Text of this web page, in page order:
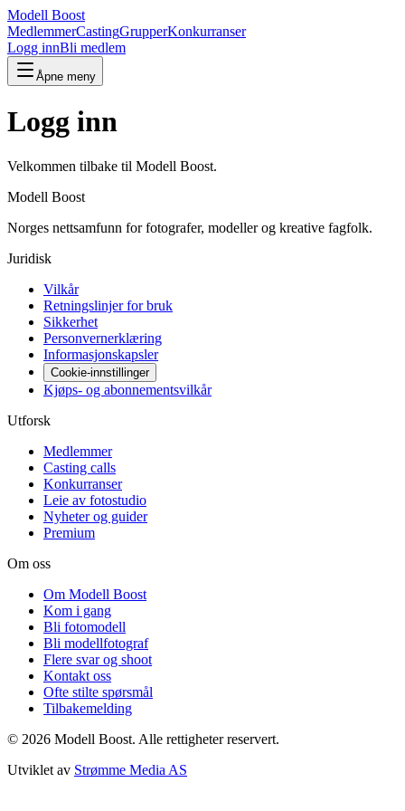
Modell Boost
MedlemmerCastingGrupperKonkurranser
Logg innBli medlem
Åpne meny
Logg inn
Velkommen tilbake til Modell Boost.
Modell Boost
Norges nettsamfunn for fotografer, modeller og kreative fagfolk.
Juridisk
Vilkår
Retningslinjer for bruk
Sikkerhet
Personvernerklæring
Informasjonskapsler
Cookie-innstillinger
Kjøps- og abonnementsvilkår
Utforsk
Medlemmer
Casting calls
Konkurranser
Leie av fotostudio
Nyheter og guider
Premium
Om oss
Om Modell Boost
Kom i gang
Bli fotomodell
Bli modellfotograf
Flere svar og shoot
Kontakt oss
Ofte stilte spørsmål
Tilbakemelding
© 2026 Modell Boost. Alle rettigheter reservert.
Utviklet av Strømme Media AS